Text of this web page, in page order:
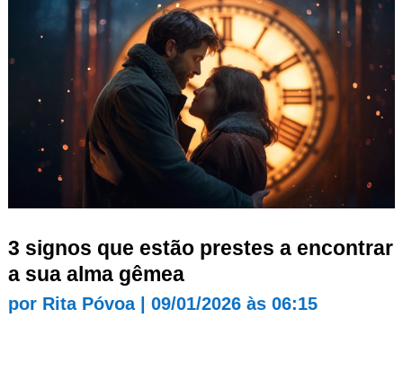
3 signos que estão prestes a encontrar
a sua alma gêmea
por Rita Póvoa| 09/01/2026 às 06:15